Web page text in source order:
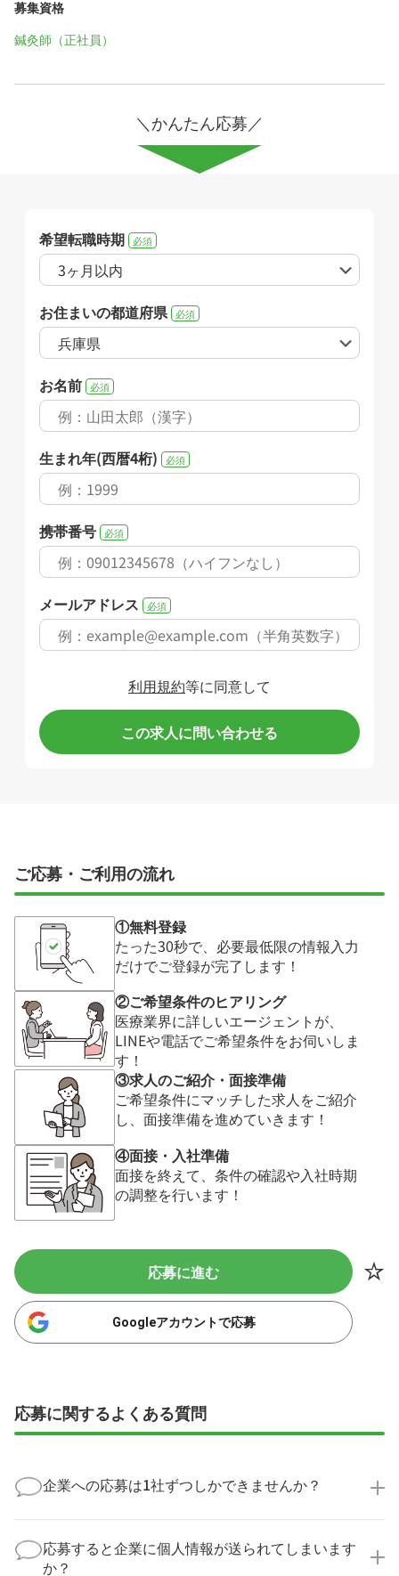
募集資格
鍼灸師（正社員）
＼かんたん応募／
希望転職時期 必須
お住まいの都道府県 必須
お名前 必須
生まれ年(西暦4桁) 必須
携帯番号 必須
メールアドレス 必須
利用規約等に同意して
この求人に問い合わせる
ご応募・ご利用の流れ
①無料登録
たった30秒で、必要最低限の情報入力
だけでご登録が完了します！
②ご希望条件のヒアリング
医療業界に詳しいエージェントが、
LINEや電話でご希望条件をお伺いしま
す！
③求人のご紹介・面接準備
ご希望条件にマッチした求人をご紹介
し、面接準備を進めていきます！
④面接・入社準備
面接を終えて、条件の確認や入社時期
の調整を行います！
応募に進む
Googleアカウントで応募
応募に関するよくある質問
企業への応募は1社ずつしかできませんか？
実際に医療キャリアナビを利用して転職に成功した方
の多くは、複数応募して自分に合った職場を選ばれて
応募すると企業に個人情報が送られてしまいます
か？